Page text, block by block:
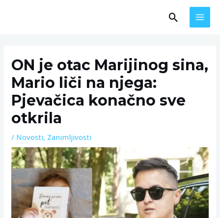
Search
ON je otac Marijinog sina,
Mario liči na njega:
Pjevačica konačno sve
otkrila
/ Novosti, Zanimljivosti